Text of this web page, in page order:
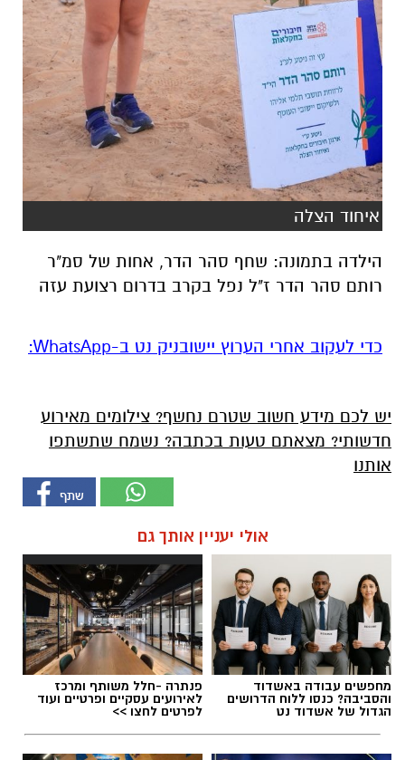
איחוד הצלה
הילדה בתמונה: שחף סהר הדר, אחות של סמ"ר
רותם סהר הדר ז"ל נפל בקרב בדרום רצועת עזה
‏כדי לעקוב אחרי הערוץ יישובניק נט ב-WhatsApp:‏‏‏
יש לכם מידע חשוב שטרם נחשף? צילומים מאירוע
חדשותי? מצאתם טעות בכתבה? נשמח שתשתפו
אותנו
אולי יעניין אותך גם
מחפשים עבודה באשדוד
והסביבה? כנסו ללוח הדרושים
הגדול של אשדוד נט
פנתרה -חלל משותף ומרכז
לאירועים עסקיים ופרטיים ועוד
לפרטים לחצו >>